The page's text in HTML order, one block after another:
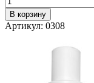
В корзину
Артикул: 0308